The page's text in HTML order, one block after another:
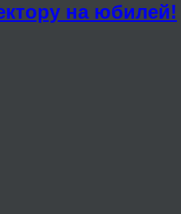
на юбилей!